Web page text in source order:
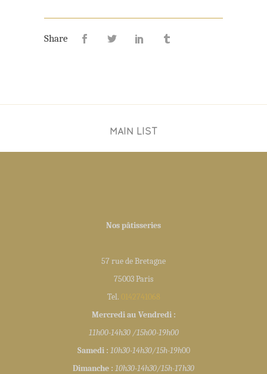
Share
MAIN LIST
Nos pâtisseries
57 rue de Bretagne
75003 Paris
Tel. 0142741068
Mercredi au Vendredi :
11h00-14h30 /15h00-19h00
Samedi : 10h30-14h30/15h-19h00
Dimanche : 10h30-14h30/15h-17h30